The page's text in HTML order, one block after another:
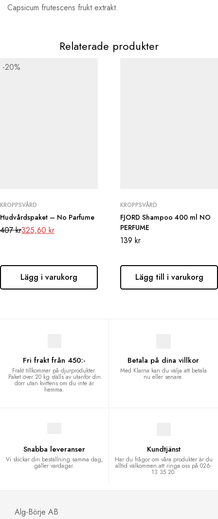
Capsicum frutescens frukt extrakt.
Relaterade produkter
-20%
KROPPSVÅRD
Hudvårdspaket – No Parfume
407kr325,60 kr
Lägg i varukorg
KROPPSVÅRD
FJORD Shampoo 400 ml NO
PERFUME
139 kr
Lägg till i varukorg
Fri frakt från 450:-
Frakt tillkommer på djurprodukter.
Paket över 20 kg ställs av utanför din
dörr utan kvittens om du inte är
hemma.
Betala på dina villkor
Med Klarna kan du välja att betala
nu eller senare.
Snabba leveranser
Vi skickar din beställning samma dag,
gäller vardagar.
Kundtjänst
Har du frågor om våra produkter är du
alltid välkommen att ringa oss på 026-
13 35 20.
Alg-Börje AB